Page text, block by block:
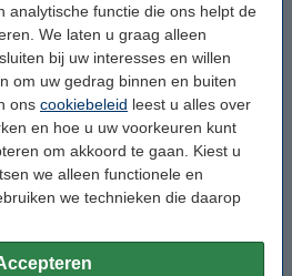
analytische functie die ons helpt de
We laten u graag alleen
bij uw interesses en willen
om uw gedrag binnen en buiten
ons cookiebeleid leest u alles over
en hoe u uw voorkeuren kunt
om akkoord te gaan. Kiest u
we alleen functionele en
we technieken die daarop